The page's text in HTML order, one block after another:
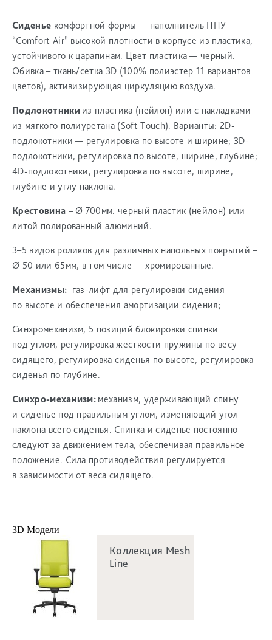
Сиденье комфортной формы — наполнитель ППУ
“Comfort Air” высокой плотности в корпусе из пластика,
устойчивого к царапинам. Цвет пластика — черный.
Обивка – ткань/сетка 3D (100% полиэстер 11 вариантов
цветов), активизирующая циркуляцию воздуха.
Подлокотники из пластика (нейлон) или с накладками
из мягкого полиуретана (Soft Touch). Варианты: 2D-
подлокотники — регулировка по высоте и ширине; 3D-
подлокотники, регулировка по высоте, ширине, глубине;
4D-подлокотники, регулировка по высоте, ширине,
глубине и углу наклона.
Крестовина – Ø 700мм. черный пластик (нейлон) или
литой полированный алюминий.
3–5 видов роликов для различных напольных покрытий –
Ø 50 или 65мм, в том числе — хромированные.
Механизмы: газ-лифт для регулировки сидения
по высоте и обеспечения амортизации сидения;
Синхромеханизм, 5 позиций блокировки спинки
под углом, регулировка жесткости пружины по весу
сидящего, регулировка сиденья по высоте, регулировка
сиденья по глубине.
Синхро-механизм: механизм, удерживающий спину
и сиденье под правильным углом, изменяющий угол
наклона всего сиденья. Спинка и сиденье постоянно
следуют за движением тела, обеспечивая правильное
положение. Сила противодействия регулируется
в зависимости от веса сидящего.
3D Модели
Коллекция Mesh
Line